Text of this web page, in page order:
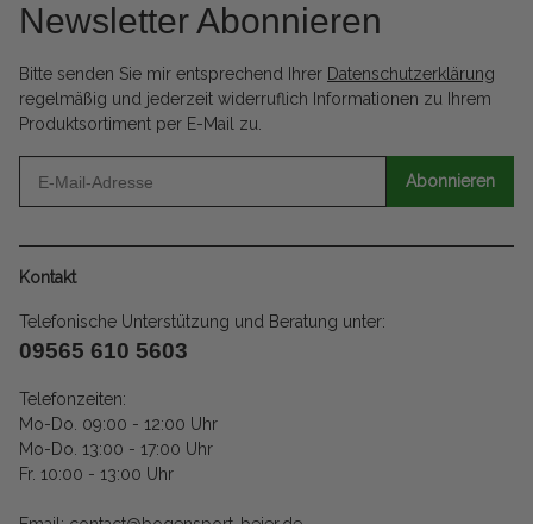
Newsletter Abonnieren
Bitte senden Sie mir entsprechend Ihrer Datenschutzerklärung
regelmäßig und jederzeit widerruflich Informationen zu Ihrem
Produktsortiment per E-Mail zu.
Abonnieren
Kontakt
Telefonische Unterstützung und Beratung unter:
09565 610 5603
Telefonzeiten:
Mo-Do. 09:00 - 12:00 Uhr
Mo-Do. 13:00 - 17:00 Uhr
Fr. 10:00 - 13:00 Uhr